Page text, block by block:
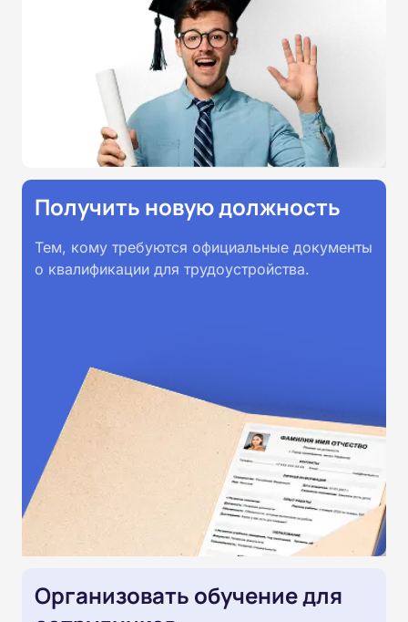
Удостоверения и дипломы о
прохождении обучения
принимаются работодателями по
всей России.
Получить новую должность
Тем, кому требуются официальные документы
о квалификации для трудоустройства.
Организовать обучение для